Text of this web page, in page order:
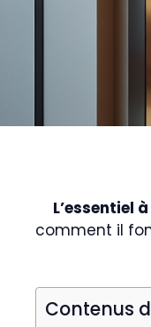
L’essentiel
comment il
Contenus